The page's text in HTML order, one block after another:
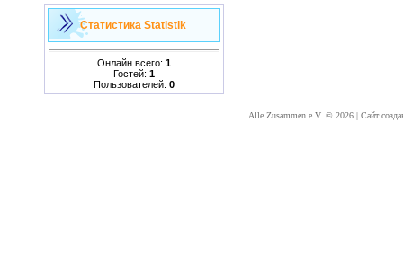
Статистика Statistik
Онлайн всего: 1
Гостей: 1
Пользователей: 0
Alle Zusammen e.V. © 2026 | Сайт